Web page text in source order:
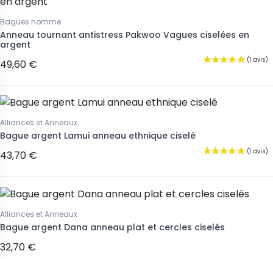
Bagues homme
Anneau tournant antistress Pakwoo Vagues ciselées en
argent
49,60 €
Alliances et Anneaux
Bague argent Lamui anneau ethnique ciselé
43,70 €
Alliances et Anneaux
Bague argent Dana anneau plat et cercles ciselés
32,70 €